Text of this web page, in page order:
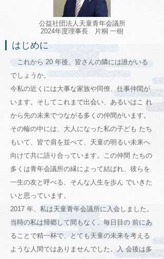
公益社団法人天童青年会議所
2024年度理事長 片桐 一樹
はじめに
これから 20 年後、皆さんの隣には誰がいる
でしょうか。
今私の近くには大事な家族や同僚、仕事仲間が
います。そしてこれまで出会い、あるいはこ れ
から先の未来でつながる多くの仲間がいます。
その輪の中には、大人になった私の子ども たち
もいて、皆で肩を並べて、天童の明るい未来へ
向けて共に語り合っています。この仲間 たちの
多くは青年会議所の縁によって結ばれ、彼らを
一生の友と呼べる、そんな人生を歩ん でいきた
いと思っています。
2017 年、私は天童青年会議所に入会しました。
当時の私は帰郷して間もなく、毎日目の 前にあ
ることで精一杯で、とても天童の未来を考える
ような人間ではありませんでした。入 会後は多